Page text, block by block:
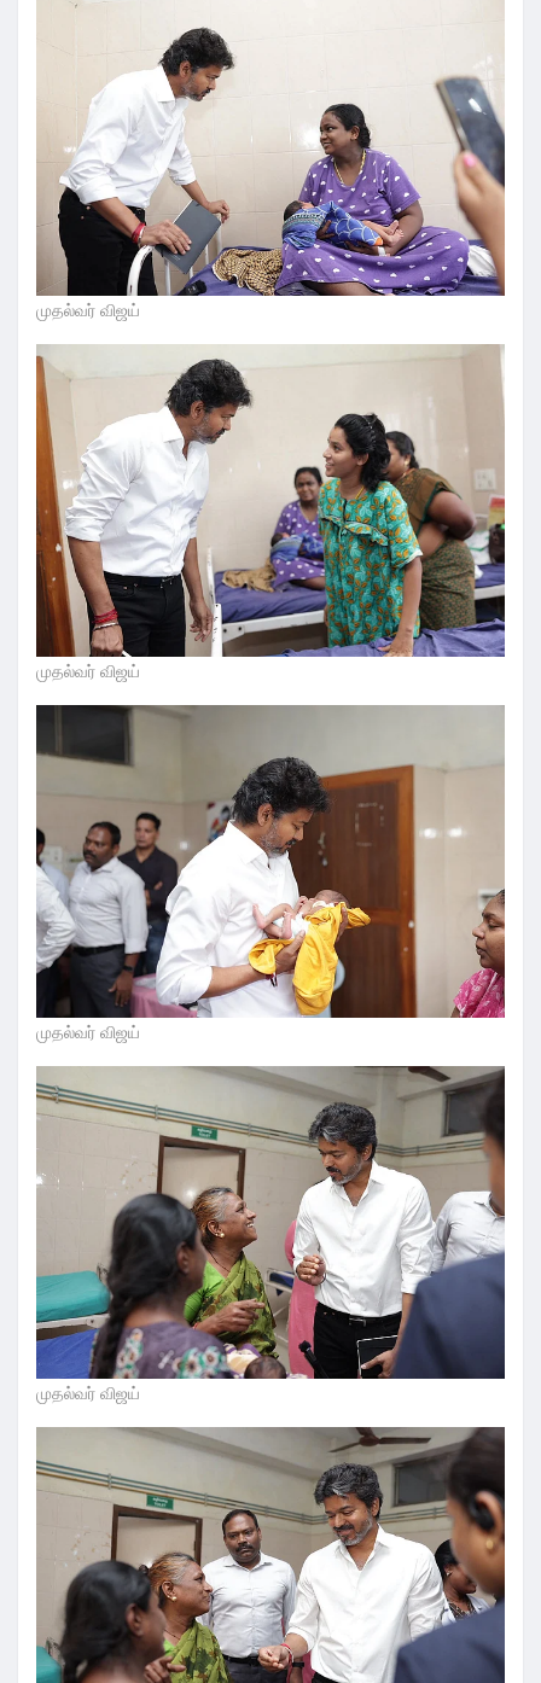
முதல்வர் விஜய்
முதல்வர் விஜய்
முதல்வர் விஜய்
முதல்வர் விஜய்